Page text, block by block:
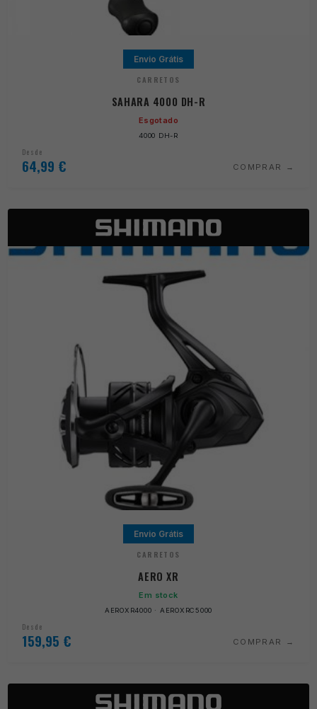
Envio Grátis
CARRETOS
SAHARA 4000 DH-R
Esgotado
4000 DH-R
Desde
64,99 € COMPRAR
Envio Grátis
CARRETOS
AERO XR
Em stock
AEROXR4000 · AEROXRC5000
Desde
159,95 € COMPRAR